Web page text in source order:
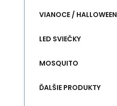
VIANOCE / HALLOWEEN
LED SVIEČKY
MOSQUITO
ĎALŠIE PRODUKTY